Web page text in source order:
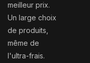
meilleur prix.
Un large choix
de produits,
même de
l'ultra-frais.